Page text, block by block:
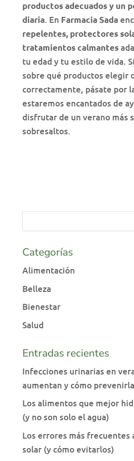
productos adecuados y un
diaria. En Farmacia Sada
repelentes, protectores
tratamientos calmantes
tu edad y tu estilo de vida.
sobre qué productos elegir
correctamente, pásate por
estaremos encantados de
disfrutar de un verano más
sobresaltos.
Categorías
Alimentación
Belleza
Bienestar
Salud
Entradas recientes
Infecciones urinarias en
aumentan y cómo
Los alimentos que mejor
(y no son solo el agua)
Los errores más
solar (y cómo evitarlos)